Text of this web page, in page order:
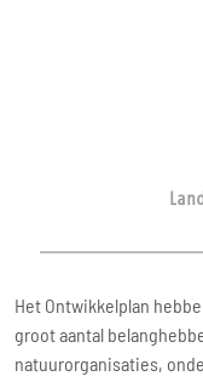
Het Ontwikkelplan
groot aantal
natuurorganisaties,